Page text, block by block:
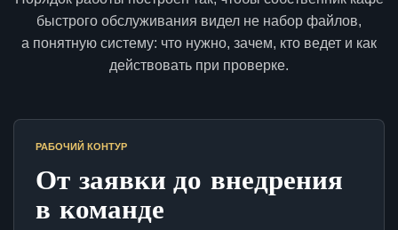
быстрого обслуживания видел не набор файлов,
а понятную систему: что нужно, зачем, кто ведет и как
действовать при проверке.
РАБОЧИЙ КОНТУР
От заявки до внедрения
в команде